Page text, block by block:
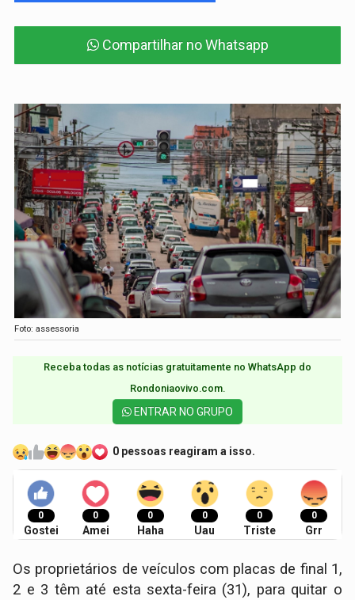
Compartilhar no Whatsapp
Foto: assessoria
Receba todas as notícias gratuitamente no WhatsApp do
Rondoniaovivo.com.​
ENTRAR NO GRUPO
0 pessoas reagiram a isso.
0
Gostei
0
Amei
0
Haha
0
Uau
0
Triste
0
Grr
Os proprietários de veículos com placas de final 1,
2 e 3 têm até esta sexta-feira (31), para quitar o